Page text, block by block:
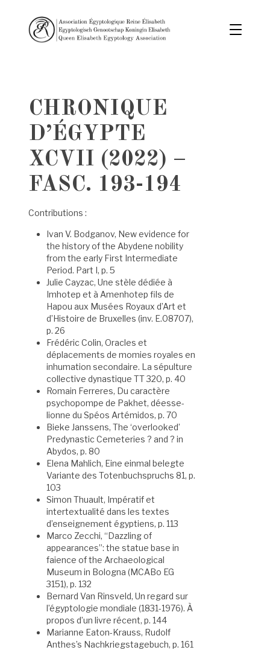
CHRONIQUE
D’ÉGYPTE
XCVII (2022) –
FASC. 193-194
Contributions :
Ivan V. Bodganov, New evidence for
the history of the Abydene nobility
from the early First Intermediate
Period. Part I, p. 5
Julie Cayzac, Une stèle dédiée à
Imhotep et à Amenhotep fils de
Hapou aux Musées Royaux d’Art et
d’Histoire de Bruxelles (inv. E.08707),
p. 26
Frédéric Colin, Oracles et
déplacements de momies royales en
inhumation secondaire. La sépulture
collective dynastique TT 320, p. 40
Romain Ferreres, Du caractère
psychopompe de Pakhet, déesse-
lionne du Spéos Artémidos, p. 70
Bieke Janssens, The ‘overlooked’
Predynastic Cemeteries ? and ? in
Abydos, p. 80
Elena Mahlich, Eine einmal belegte
Variante des Totenbuchspruchs 81, p.
103
Simon Thuault, Impératif et
intertextualité dans les textes
d’enseignement égyptiens, p. 113
Marco Zecchi, “Dazzling of
appearances”: the statue base in
faience of the Archaeological
Museum in Bologna (MCABo EG
3151), p. 132
Bernard Van Rinsveld, Un regard sur
l’égyptologie mondiale (1831-1976). À
propos d’un livre récent, p. 144
Marianne Eaton-Krauss, Rudolf
Anthes’s Nachkriegstagebuch, p. 161